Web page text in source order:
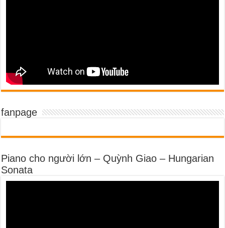
fanpage
Piano cho người lớn – Quỳnh Giao – Hungarian
Sonata